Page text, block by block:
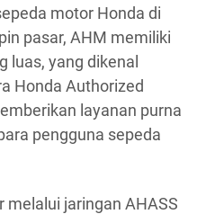
motor Honda di
pasar, AHM memiliki
luas, yang dikenal
Honda Authorized
layanan purna
pengguna sepeda
melalui jaringan AHASS